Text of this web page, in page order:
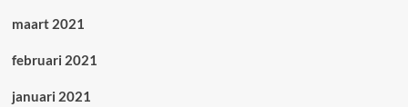
maart 2021
februari 2021
januari 2021